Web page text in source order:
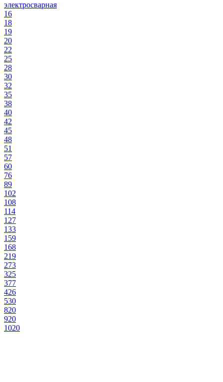
электросварная
16
18
19
20
22
25
28
30
32
35
38
40
42
45
48
51
57
60
76
89
102
108
114
127
133
159
168
219
273
325
377
426
530
820
920
1020